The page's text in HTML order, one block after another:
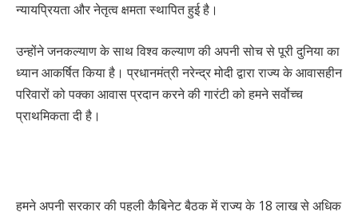
न्यायप्रियता और नेतृत्व क्षमता स्थापित हुई है।
उन्होंने जनकल्याण के साथ विश्व कल्याण की अपनी सोच से पूरी दुनिया का
ध्यान आकर्षित किया है। प्रधानमंत्री नरेन्द्र मोदी द्वारा राज्य के आवासहीन
परिवारों को पक्का आवास प्रदान करने की गारंटी को हमने सर्वाेच्च
प्राथमिकता दी है।
हमने अपनी सरकार की पहली कैबिनेट बैठक में राज्य के 18 लाख से अधिक